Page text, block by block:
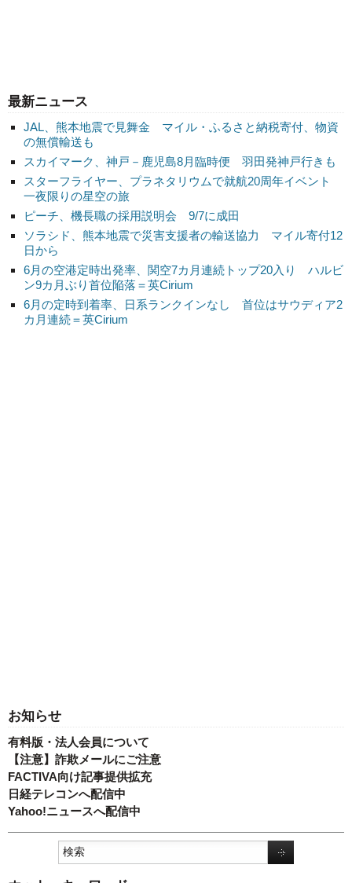
最新ニュース
JAL、熊本地震で見舞金 マイル・ふるさと納税寄付、物資
の無償輸送も
スカイマーク、神戸－鹿児島8月臨時便 羽田発神戸行きも
スターフライヤー、プラネタリウムで就航20周年イベント
一夜限りの星空の旅
ピーチ、機長職の採用説明会 9/7に成田
ソラシド、熊本地震で災害支援者の輸送協力 マイル寄付12
日から
6月の空港定時出発率、関空7カ月連続トップ20入り ハルビ
ン9カ月ぶり首位陥落＝英Cirium
6月の定時到着率、日系ランクインなし 首位はサウディア2
カ月連続＝英Cirium
お知らせ
有料版・法人会員について
【注意】詐欺メールにご注意
FACTIVA向け記事提供拡充
日経テレコンへ配信中
Yahoo!ニュースへ配信中